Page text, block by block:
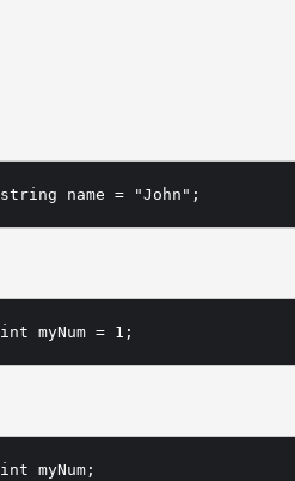
string name = "John";
int myNum = 1;
int myNum;